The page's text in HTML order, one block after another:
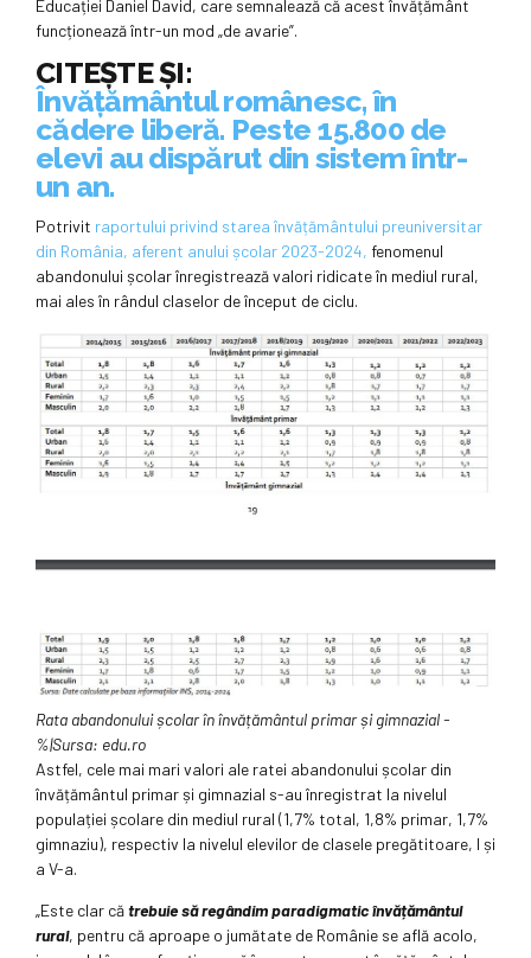
Educației Daniel David, care semnalează că acest învățământ
funcționează într-un mod „de avarie”.
CITEȘTE ȘI:
Învățământul românesc, în
cădere liberă. Peste 15.800 de
elevi au dispărut din sistem într-
un an.
Potrivit raportului privind starea învățământului preuniversitar
din România, aferent anului școlar 2023-2024, fenomenul
abandonului școlar înregistrează valori ridicate în mediul rural,
mai ales în rândul claselor de început de ciclu.
Rata abandonului școlar în învățământul primar și gimnazial -
%|Sursa: edu.ro
Astfel, cele mai mari valori ale ratei abandonului școlar din
învățământul primar și gimnazial s-au înregistrat la nivelul
populației școlare din mediul rural (1,7% total, 1,8% primar, 1,7%
gimnaziu), respectiv la nivelul elevilor de clasele pregătitoare, I și
a V-a.
„Este clar cătrebuie să regândim paradigmatic învățământul
rural, pentru că aproape o jumătate de Românie se află acolo,